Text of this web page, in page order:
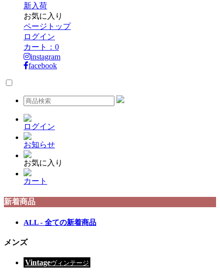
新入荷
お気に入り
ページトップ
ログイン
カート： 0
instagram
facebook
ログイン
お知らせ
お気に入り
カート
新着商品
ALL - 全ての新着商品
メンズ
Vintageヴィンテージ